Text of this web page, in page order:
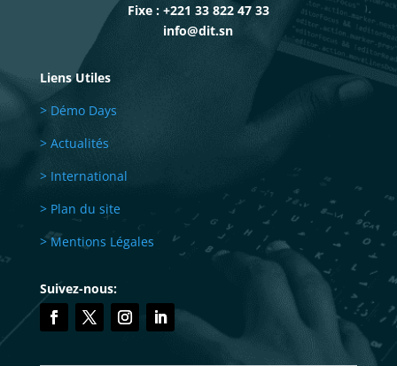
Fixe : +221 33 822 47 33
info@dit.sn
Liens Utiles
> Démo Days
> Actualités
> International
> Plan du site
> Mentions Légales
Suivez-nous: